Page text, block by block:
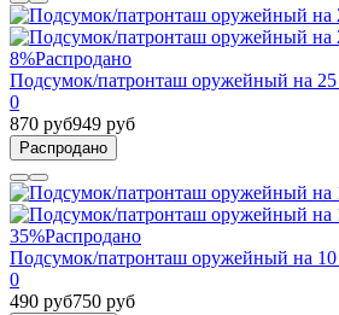
8%Распродано
Подсумок/патронташ оружейный на 25
0
870 руб949 руб
Распродано
35%Распродано
Подсумок/патронташ оружейный на 10
0
490 руб750 руб